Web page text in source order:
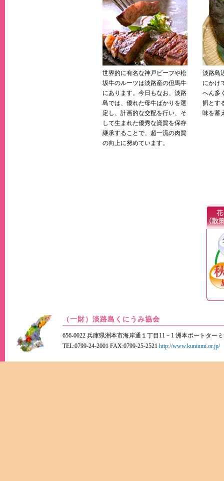
世界的に有名な神戸ビーフや松
坂牛のルーツは淡路産の但馬牛
にあります。今日もなお、淡路
島では、優れた母牛ばかりを選
定し、計画的な交配を行い、そ
して生まれた優秀な資質を保存
継承することで、超一流の肉質
の向上に努めています。
淡路島
にかけ
へん多
餌とす
味を蓄
（一財）淡路島くにうみ協会
656-0022 兵庫県洲本市海岸通１丁目11－1 洲本ポートター
TEL:0799-24-2001 FAX:0799-25-2521 http://www.kuniumi.or.jp/